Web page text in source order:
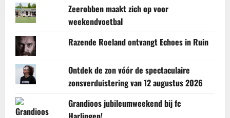
Zeerobben maakt zich op voor
weekendvoetbal
Razende Roeland ontvangt Echoes in Ruin
Ontdek de zon vóór de spectaculaire
zonsverduistering van 12 augustus 2026
Grandioos jubileumweekend bij fc